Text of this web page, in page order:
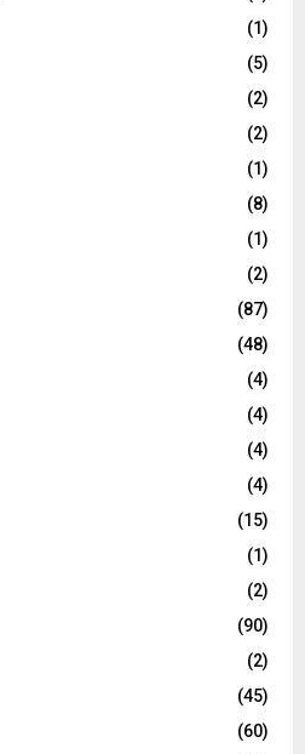
(1)
(5)
(2)
(2)
(1)
(8)
(1)
(2)
(87)
(48)
(4)
(4)
(4)
(4)
(15)
(1)
(2)
(90)
(2)
(45)
(60)